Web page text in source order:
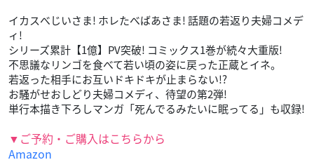
イカスべじいさま! ホレたべばあさま! 話題の若返り夫婦コメデ
ィ!
シリーズ累計【1億】PV突破! コミックス1巻が続々大重版!
不思議なリンゴを食べて若い頃の姿に戻った正蔵とイネ。
若返った相手にお互いドキドキが止まらない!?
お騒がせおしどり夫婦コメディ、待望の第2弾!
単行本描き下ろしマンガ「死んでるみたいに眠ってる」も収録!
▼ご予約・ご購入はこちらから
Amazon